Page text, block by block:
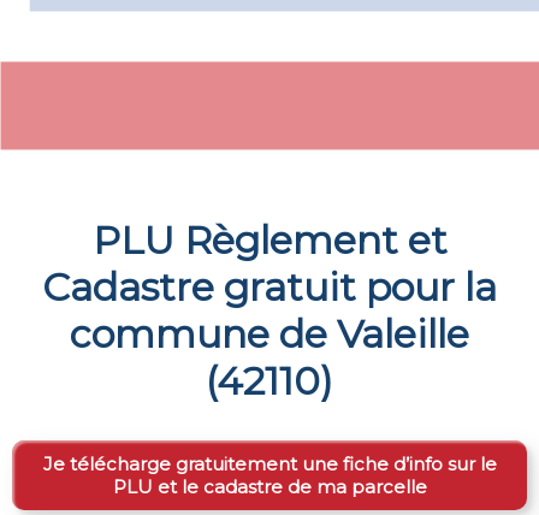
PLU Règlement et
Cadastre gratuit pour la
commune de Valeille
(42110)
Je télécharge gratuitement une fiche d’info sur le
PLU et le cadastre de ma parcelle